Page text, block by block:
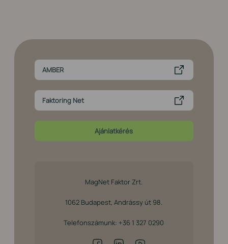
AMBER
Faktoring Net
Ajánlatkérés
MagNet Faktor Zrt.
1062 Budapest, Andrássy út 98.
Telefonszámunk: +36 1 327 0290